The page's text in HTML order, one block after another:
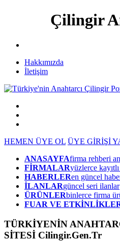
Çilingir
Hakkımızda
İletişim
HEMEN ÜYE OL ÜYE GİRİŞİ
ANASAYFAfirma rehberi
FİRMALARyüzlerce
HABERLERen güncel
İLANLARgüncel seri ilanlar
ÜRÜNLERbinlerce firma
FUAR VE
TÜRKİYENİN
SİTESİ Cilingir.Gen.Tr